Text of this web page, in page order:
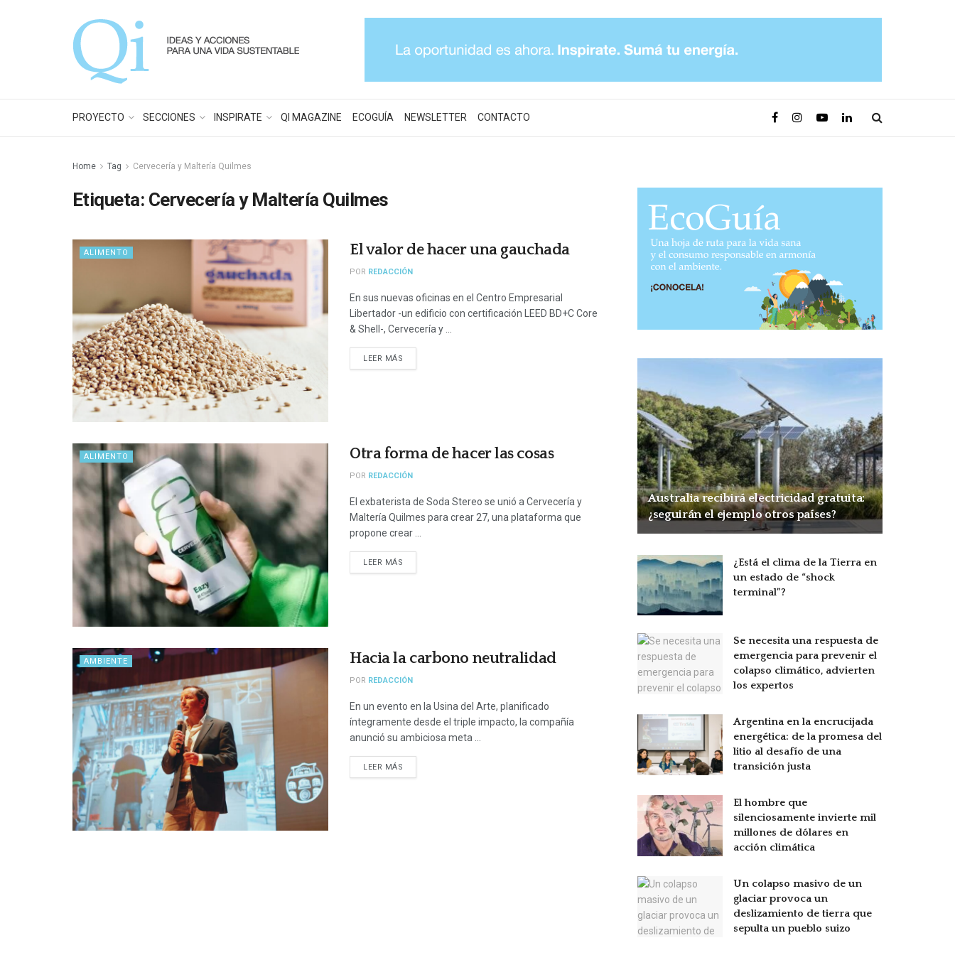
PROYECTO SECCIONES INSPIRATE QI MAGAZINE ECOGUÍA NEWSLETTER CONTACTO
Home Tag Cervecería y Maltería Quilmes
Etiqueta: Cervecería y Maltería Quilmes
ALIMENTO El valor de hacer una gauchada
POR REDACCIÓN
En sus nuevas oficinas en el Centro Empresarial
Libertador -un edificio con certificación LEED BD+C Core
& Shell-, Cervecería y ...
LEER MÁS
ALIMENTO Otra forma de hacer las cosas
POR REDACCIÓN
El exbaterista de Soda Stereo se unió a Cervecería y
Maltería Quilmes para crear 27, una plataforma que
propone crear ...
LEER MÁS
AMBIENTE Hacia la carbono neutralidad
POR REDACCIÓN
En un evento en la Usina del Arte, planificado
íntegramente desde el triple impacto, la compañía
anunció su ambiciosa meta ...
LEER MÁS
Australia recibirá electricidad gratuita:
¿seguirán el ejemplo otros países?
¿Está el clima de la Tierra en
un estado de “shock
terminal”?
Se necesita una respuesta de
emergencia para prevenir el
colapso climático, advierten
los expertos
Argentina en la encrucijada
energética: de la promesa del
litio al desafío de una
transición justa
El hombre que
silenciosamente invierte mil
millones de dólares en
acción climática
Un colapso masivo de un
glaciar provoca un
deslizamiento de tierra que
sepulta un pueblo suizo